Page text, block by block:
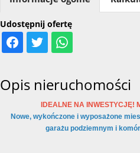
Udostępnij ofertę
Opis nieruchomości
IDEALNE NA INWESTYCJĘ!
Nowe, wykończone i wyposażone
garażu podziemnym i